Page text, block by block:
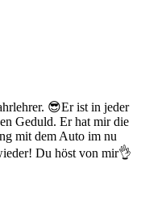
😎Er ist in jeder
Geduld. Er hat mir die
mit dem Auto im nu
Du höst von mir👌